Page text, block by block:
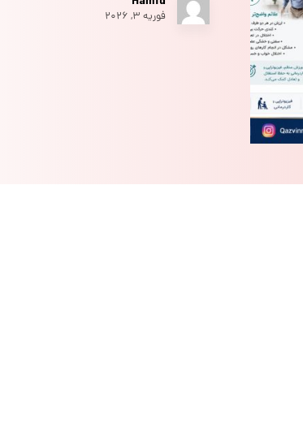
فوریه ۳, ۲۰۲۶